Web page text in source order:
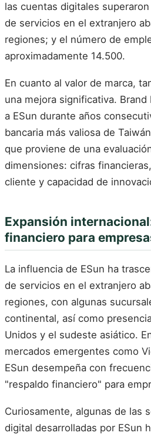
las cuentas digitales
de servicios en el extranjero
regiones; y el número de
aproximadamente 14.500.
En cuanto al valor de marca,
una mejora significativa.
a ESun durante años
bancaria más valiosa de
que proviene de una
dimensiones: cifras
cliente y capacidad de
Expansión
financiero para
La influencia de ESun ha
de servicios en el extranjero
regiones, con algunas
continental, así como
Unidos y el sudeste asiático.
mercados emergentes como
ESun desempeña con
"respaldo financiero" para
Curiosamente, algunas de las
digital desarrolladas por ESun